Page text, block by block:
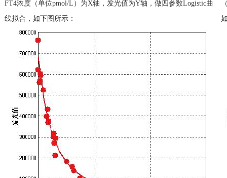
FT4浓度（单位pmol/L）为X轴，发光值为Y轴，做四参数Logistic曲
线拟合，如下图所示：